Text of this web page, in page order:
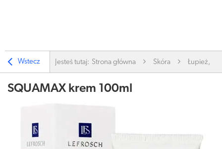
Wstecz Jesteś tutaj: Strona główna Skóra Łupież,
SQUAMAX krem 100ml